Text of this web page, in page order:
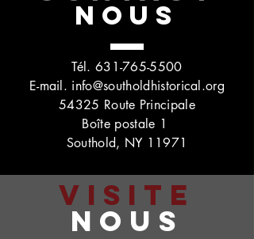
NOUS
Tél. 631-765-5500
E-mail. info@southoldhistorical.org
54325 Route Principale
Boîte postale 1
Southold, NY 11971
VISITE
NOUS